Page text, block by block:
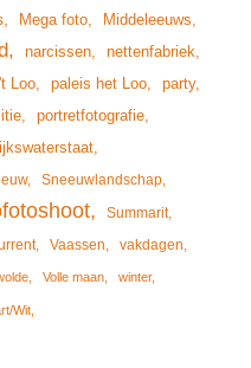
Mega foto
Middeleeuws
narcissen
nettenfabriek
Loo paleis het Loo party
portretfotografie
Sneeuwlandschap
Summarit
Vaassen vakdagen
Volle maan winter
Wit